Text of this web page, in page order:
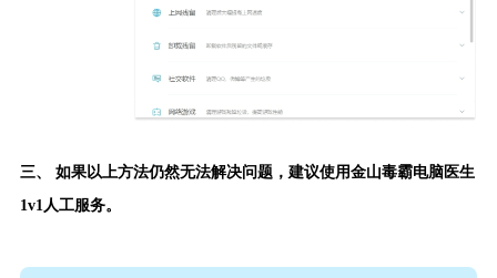
三、 如果以上方法仍然无法解决问题，建议使用金山毒霸电脑医生
1v1人工服务。